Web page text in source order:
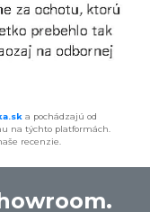
a pochádzajú od
na týchto platformách.
recenzie.